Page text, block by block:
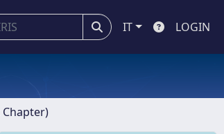
IT LOGIN